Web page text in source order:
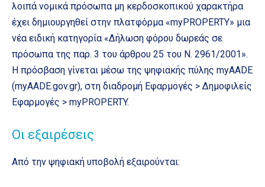
λοιπά νομικά πρόσωπα μη κερδοσκοπικού χαρακτήρα
έχει δημιουργηθεί στην πλατφόρμα «myPROPERTY» μια
νέα ειδική κατηγορία «Δήλωση φόρου δωρεάς σε
πρόσωπα της παρ. 3 του άρθρου 25 του Ν. 2961/2001».
Η πρόσβαση γίνεται μέσω της ψηφιακής πύλης myAADE
(myAADE.gov.gr), στη διαδρομή Εφαρμογές > Δημοφιλείς
Εφαρμογές > myPROPERTY.
Οι εξαιρέσεις
Από την ψηφιακή υποβολή εξαιρούνται: